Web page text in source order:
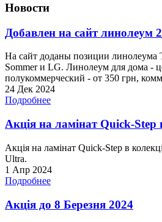
Новости
Добавлен на сайт линолеум
На сайт доданы позиции линолеума
Sommer и LG. Линолеум для дома -
полукоммерческий - от 350 грн,
24 Дек 2024
Подробнее
Акція на ламінат Quick-Step
Акція на ламінат Quick-Step в
Ultra.
1 Апр 2024
Подробнее
Акція до 8 Березня 2024